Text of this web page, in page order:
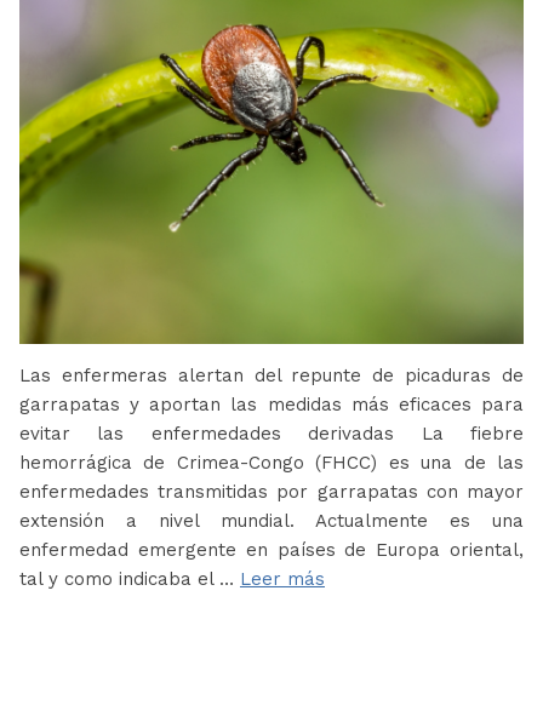
Las enfermeras alertan del repunte de picaduras de
garrapatas y aportan las medidas más eficaces para
evitar las enfermedades derivadas La fiebre
hemorrágica de Crimea-Congo (FHCC) es una de las
enfermedades transmitidas por garrapatas con mayor
extensión a nivel mundial. Actualmente es una
enfermedad emergente en países de Europa oriental,
tal y como indicaba el … Leer más